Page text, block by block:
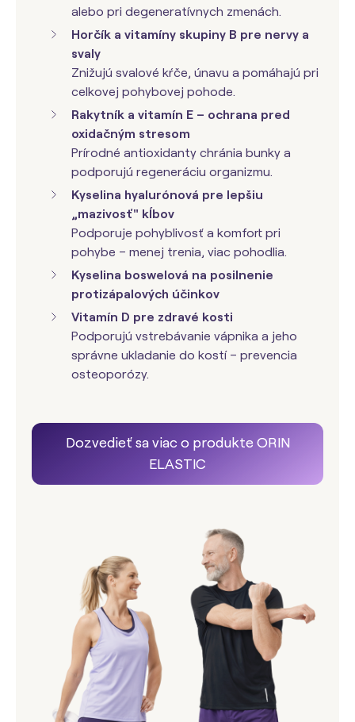
alebo pri degeneratívnych zmenách.
Horčík a vitamíny skupiny B pre nervy a
svaly
Znižujú svalové kŕče, únavu a pomáhajú pri
celkovej pohybovej pohode.
Rakytník a vitamín E – ochrana pred
oxidačným stresom
Prírodné antioxidanty chránia bunky a
podporujú regeneráciu organizmu.
Kyselina hyalurónová pre lepšiu
„mazivosť" kĺbov
Podporuje pohyblivosť a komfort pri
pohybe – menej trenia, viac pohodlia.
Kyselina boswelová na posilnenie
protizápalových účinkov
Vitamín D pre zdravé kosti
Podporujú vstrebávanie vápnika a jeho
správne ukladanie do kostí – prevencia
osteoporózy.
Dozvedieť sa viac o produkte ORIN
ELASTIC